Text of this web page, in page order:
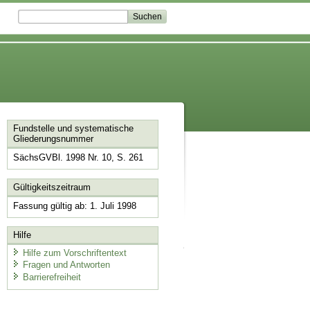
Fundstelle und systematische
Gliederungsnummer
SächsGVBl. 1998 Nr. 10, S. 261
Gültigkeitszeitraum
Fassung gültig ab: 1. Juli 1998
Hilfe
Hilfe zum Vorschriftentext
Fragen und Antworten
Barrierefreiheit